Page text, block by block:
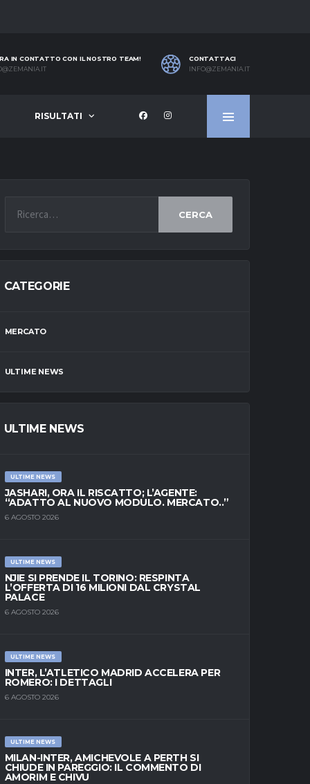
IN CONTATTO CON IL NOSTRO TEAM!
CONTATTACI
INFO@ZEMANIA.IT
RISULTATI
CERCA
CATEGORIE
MERCATO
ULTIME NEWS
ULTIME NEWS
ULTIME NEWS
JASHARI, ORA IL RISCATTO; L’AGENTE:
“ADATTO AL NUOVO MODULO. MERCATO..”
6 AGOSTO 2026
ULTIME NEWS
NJIE SI PRENDE IL TORINO: RESPINTA
L’OFFERTA DI 16 MILIONI DAL CRYSTAL
PALACE
6 AGOSTO 2026
ULTIME NEWS
INTER, L’ATLETICO MADRID ACCELERA PER
ROMERO: I DETTAGLI
6 AGOSTO 2026
ULTIME NEWS
MILAN-INTER, AMICHEVOLE A PERTH SI
CHIUDE IN PAREGGIO: IL COMMENTO DI
AMORIM E CHIVU